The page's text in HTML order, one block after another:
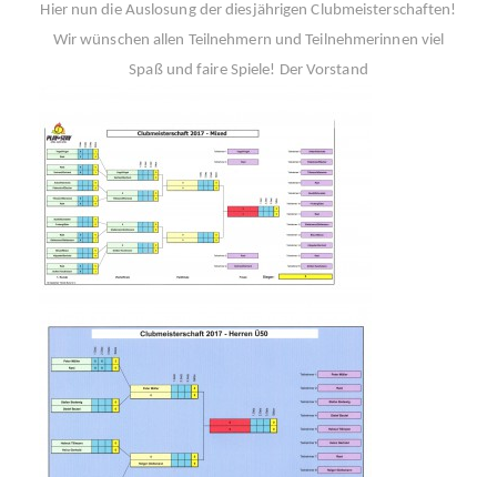
Hier nun die Auslosung der diesjährigen Clubmeisterschaften!
Wir wünschen allen Teilnehmern und Teilnehmerinnen viel
Spaß und faire Spiele! Der Vorstand